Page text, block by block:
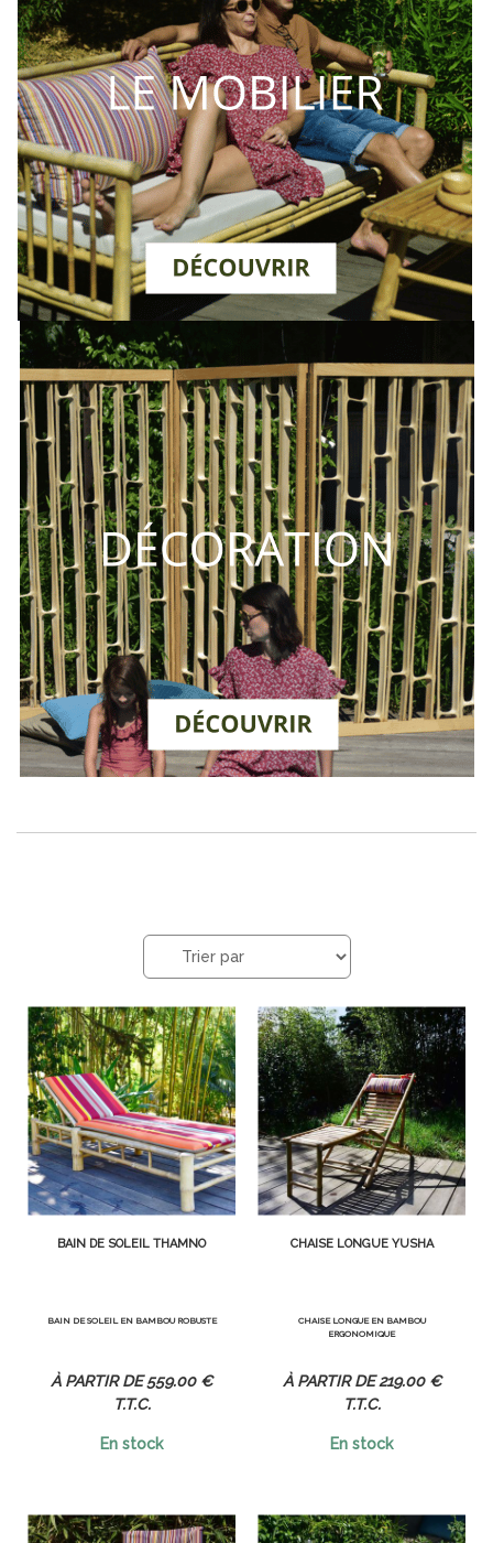
BAIN DE SOLEIL THAMNO
BAIN DE SOLEIL EN BAMBOU ROBUSTE
559.00 €
T.T.C.
En stock
CHAISE LONGUE YUSHA
CHAISE LONGUE EN BAMBOU
ERGONOMIQUE
219.00 €
T.T.C.
En stock